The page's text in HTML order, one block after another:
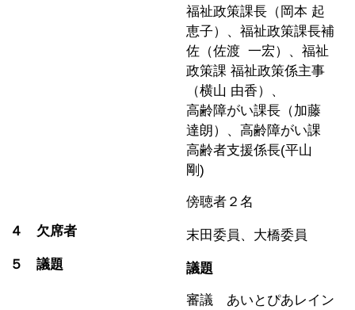
福祉政策課長（岡本 起
恵子）、福祉政策課長補
佐（佐渡 一宏）、福祉
政策課 福祉政策係主事
（横山 由香）、
高齢障がい課長（加藤
達朗）、高齢障がい課
高齢者支援係長(平山
剛)
傍聴者２名
４ 欠席者
末田委員、大橋委員
５ 議題
議題
審議 あいとぴあレイン